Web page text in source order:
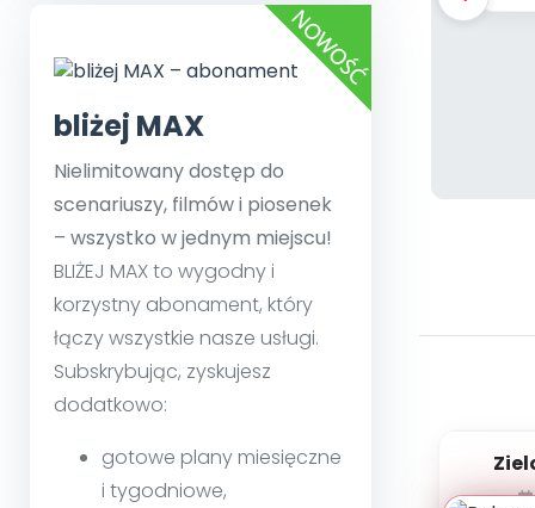
bliżej MAX
Nielimitowany dostęp do
scenariuszy, filmów i piosenek
– wszystko w jednym miejscu!
BLIŻEJ MAX to wygodny i
korzystny abonament, który
łączy wszystkie nasze usługi.
Subskrybując, zyskujesz
dodatkowo:
gotowe plany miesięczne
i tygodniowe,